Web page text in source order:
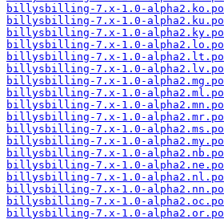
billysbilling-7.x-1.0-alpha2.ko.po
billysbilling-7.x-1.0-alpha2.ku.po
billysbilling-7.x-1.0-alpha2.ky.po
billysbilling-7.x-1.0-alpha2.lo.po
billysbilling-7.x-1.0-alpha2.lt.po
billysbilling-7.x-1.0-alpha2.lv.po
billysbilling-7.x-1.0-alpha2.mg.po
billysbilling-7.x-1.0-alpha2.ml.po
billysbilling-7.x-1.0-alpha2.mn.po
billysbilling-7.x-1.0-alpha2.mr.po
billysbilling-7.x-1.0-alpha2.ms.po
billysbilling-7.x-1.0-alpha2.my.po
billysbilling-7.x-1.0-alpha2.nb.po
billysbilling-7.x-1.0-alpha2.ne.po
billysbilling-7.x-1.0-alpha2.nl.po
billysbilling-7.x-1.0-alpha2.nn.po
billysbilling-7.x-1.0-alpha2.oc.po
billysbilling-7.x-1.0-alpha2.or.po